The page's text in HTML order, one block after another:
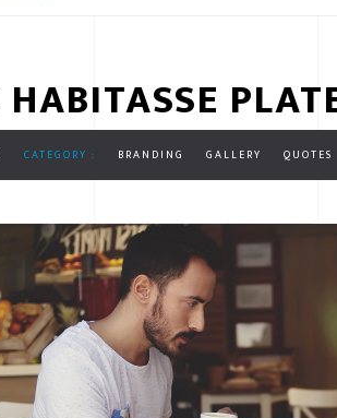
CATEGORY : BRANDING GALLERY QUOTES